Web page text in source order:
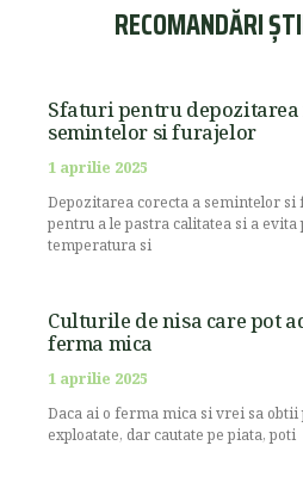
RECOMANDĂRI
Sfaturi pentru
semintelor si furajelor
1 aprilie 2025
Depozitarea corecta a semintelor si
pentru a le pastra calitatea si a
temperatura si
Culturile de nisa care pot
ferma mica
1 aprilie 2025
Daca ai o ferma mica si vrei sa
exploatate, dar cautate pe piata, poti